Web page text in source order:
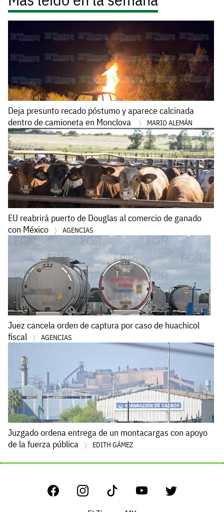
Deja presunto recado póstumo y aparece calcinada
dentro de camioneta en Monclova
MARIO ALEMÁN
EU reabrirá puerto de Douglas al comercio de ganado
con México
AGENCIAS
Juez cancela orden de captura por caso de huachicol
fiscal
AGENCIAS
Juzgado ordena entrega de un montacargas con apoyo
de la fuerza pública
EDITH GÁMEZ